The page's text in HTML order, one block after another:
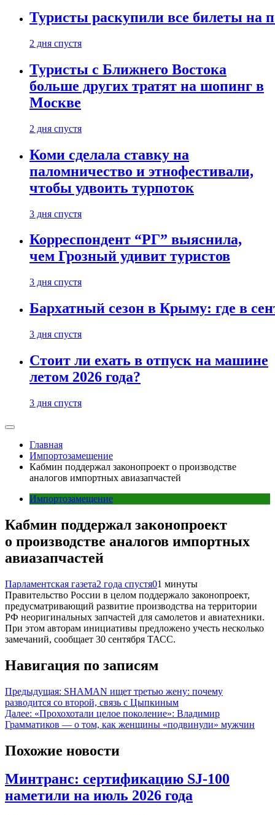
Туристы раскупили все билеты на
2 дня спустя
Туристы с Ближнего Востока
больше других тратят на шопинг в
Москве
2 дня спустя
Коми сделала ставку на
паломничество и этнофестивали,
чтобы удвоить турпоток
3 дня спустя
Корреспондент “РГ” выяснила,
чем Грозный удивит туристов
3 дня спустя
Бархатный сезон в Крыму: где в
3 дня спустя
Стоит ли ехать в отпуск на машине
летом 2026 года?
3 дня спустя
Главная
Импортозамещение
Кабмин поддержал законопроект о производстве
аналогов импортных авиазапчастей
Импортозамещение
Кабмин поддержал законопроект
о производстве аналогов импортных
авиазапчастей
Парламентская газета2 года спустя01 минуты
Правительство России в целом поддержало законопроект,
предусматривающий развитие производства на территории
РФ неоригинальных запчастей для самолетов и авиатехники.
При этом авторам инициативы предложено учесть несколько
замечаний, сообщает 30 сентября ТАСС.
Навигация по записям
Предыдущая: SHAMAN ищет третью жену: почему
разводится со второй, связь с Цыпкиным
Далее: «Прохохотали целое поколение»: Владимир
Грамматиков — о том, как женщины «подвинули» мужчин
Похожие новости
Минтранс: сертификацию SJ-100
наметили на июль 2026 года